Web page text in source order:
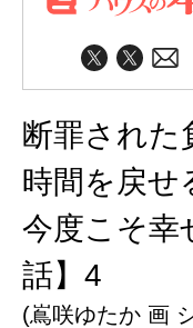
断罪された
時間を戻せ
今度こそ幸
話】4
(嶌咲ゆたか 画